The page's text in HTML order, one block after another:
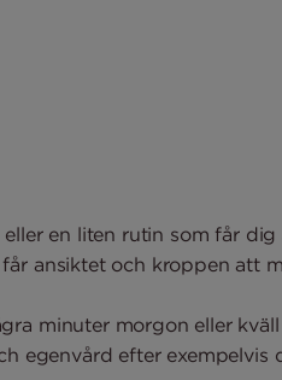
en liten rutin som får
ansiktet och kroppen att
minuter morgon eller kväll
egenvård efter exempelvis